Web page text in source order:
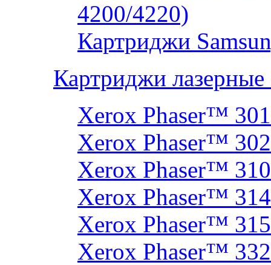
4200/4220)
Картриджи
Картриджи
Xerox Phaser™
Xerox Phaser™
Xerox Phaser™
Xerox Phaser™
Xerox Phaser™
Xerox Phaser™